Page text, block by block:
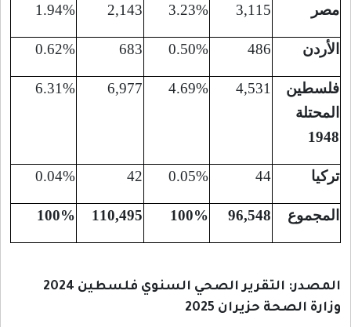
مصر 3,115
3.23%
2,143
1.94%
الأردن 486
0.50%
683
0.62%
فلسطين
المحتلة
1948
4,531
4.69%
6,977
6.31%
تركيا 44
0.05%
42
0.04%
المجموع 96,548
100%
110,495
100%
المصدر: التقرير الصحي السنوي فلسطين 2024
وزارة الصحة حزيران 2025